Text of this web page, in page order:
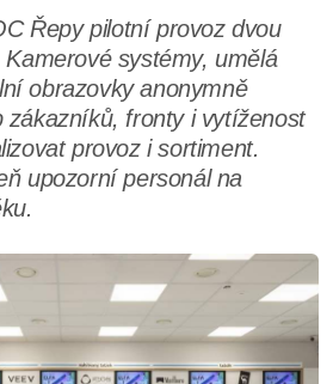
Řepy pilotní provoz dvou
systémy, umělá
obrazovky anonymně
zákazníků, fronty i vytíženost
provoz i sortiment.
upozorní personál na